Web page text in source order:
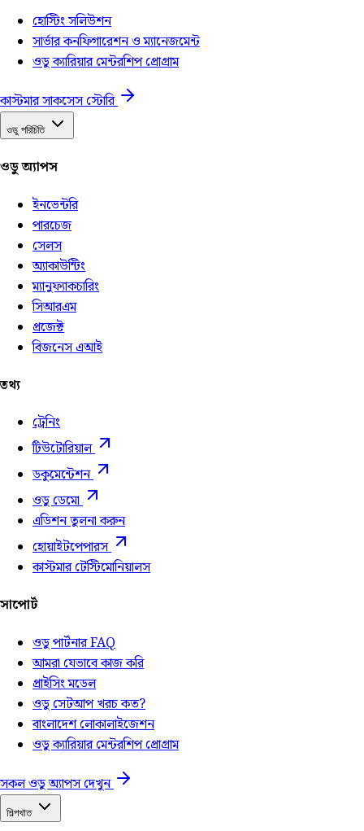
হোস্টিং সলিউশন
সার্ভার কনফিগারেশন ও ম্যানেজমেন্ট
ওডু ক্যারিয়ার মেন্টরশিপ প্রোগ্রাম
কাস্টমার সাকসেস স্টোরি
ওডু পরিচিতি
ওডু অ্যাপস
ইনভেন্টরি
পারচেজ
সেলস
অ্যাকাউন্টিং
ম্যানুফ্যাকচারিং
সিআরএম
প্রজেক্ট
বিজনেস এআই
তথ্য
ট্রেনিং
টিউটোরিয়াল
ডকুমেন্টেশন
ওডু ডেমো
এডিশন তুলনা করুন
হোয়াইটপেপারস
কাস্টমার টেস্টিমোনিয়ালস
সাপোর্ট
ওডু পার্টনার FAQ
আমরা যেভাবে কাজ করি
প্রাইসিং মডেল
ওডু সেটআপ খরচ কত?
বাংলাদেশ লোকালাইজেশন
ওডু ক্যারিয়ার মেন্টরশিপ প্রোগ্রাম
সকল ওডু অ্যাপস দেখুন
শিল্পখাত